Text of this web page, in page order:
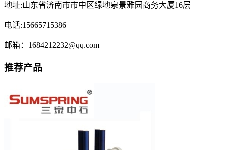
地址:山东省济南市市中区绿地泉景雅园商务大厦16层
电话:15665715386
邮箱：1684212232@qq.com
推荐产品